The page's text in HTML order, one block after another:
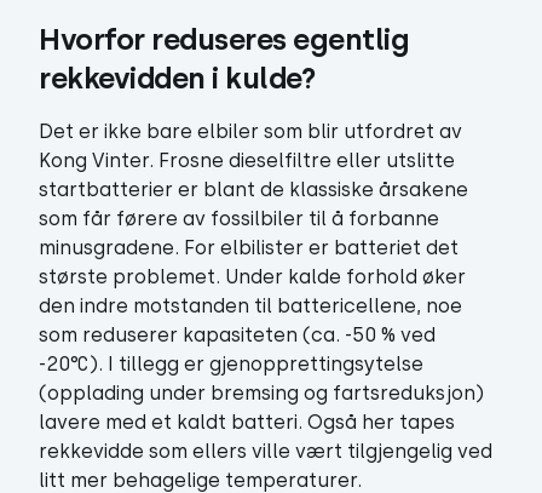
Hvorfor reduseres egentlig
rekkevidden i kulde?
Det er ikke bare elbiler som blir utfordret av
Kong Vinter. Frosne dieselfiltre eller utslitte
startbatterier er blant de klassiske årsakene
som får førere av fossilbiler til å forbanne
minusgradene. For elbilister er batteriet det
største problemet. Under kalde forhold øker
den indre motstanden til battericellene, noe
som reduserer kapasiteten (ca. -50 % ved
-20°C). I tillegg er gjenopprettingsytelse
(opplading under bremsing og fartsreduksjon)
lavere med et kaldt batteri. Også her tapes
rekkevidde som ellers ville vært tilgjengelig ved
litt mer behagelige temperaturer.